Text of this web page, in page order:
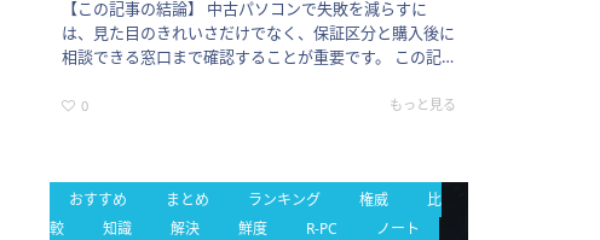
【この記事の結論】 中古パソコンで失敗を減らすに
は、見た目のきれいさだけでなく、保証区分と購入後に
相談できる窓口まで確認することが重要です。 この記
方に向けて、関連するポ…
0 もっと見る
おすすめ まとめ ランキング 権威
比
較
知識 解決 鮮度 R-PC
ノート